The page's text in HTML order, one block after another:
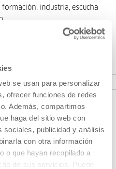
se usan para personalizar
ofrecer funciones de redes
Además, compartimos
haga del sitio web con
sociales, publicidad y análisis
con otra información
o que hayan recopilado a
de sus servicios. Puede
industria, escucha